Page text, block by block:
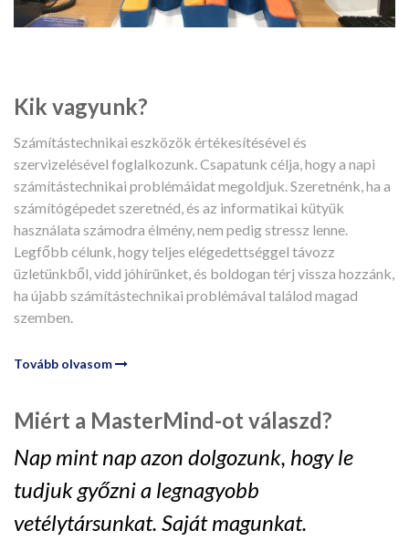
Kik vagyunk?
Számítástechnikai eszközök értékesítésével és
szervizelésével foglalkozunk. Csapatunk célja, hogy a napi
számítástechnikai problémáidat megoldjuk. Szeretnénk, ha a
számítógépedet szeretnéd, és az informatikai kütyük
használata számodra élmény, nem pedig stressz lenne.
Legfőbb célunk, hogy teljes elégedettséggel távozz
üzletünkből, vidd jóhírünket, és boldogan térj vissza hozzánk,
ha újabb számítástechnikai problémával találod magad
szemben.
Tovább olvasom
Miért a MasterMind-ot válaszd?
Nap mint nap azon dolgozunk, hogy le
tudjuk győzni a legnagyobb
vetélytársunkat. Saját magunkat.